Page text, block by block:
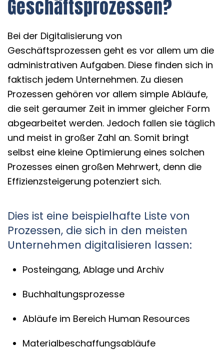
Geschäftsprozessen?
Bei der Digitalisierung von
Geschäftsprozessen geht es vor allem um die
administrativen Aufgaben. Diese finden sich in
faktisch jedem Unternehmen. Zu diesen
Prozessen gehören vor allem simple Abläufe,
die seit geraumer Zeit in immer gleicher Form
abgearbeitet werden. Jedoch fallen sie täglich
und meist in großer Zahl an. Somit bringt
selbst eine kleine Optimierung eines solchen
Prozesses einen großen Mehrwert, denn die
Effizienzsteigerung potenziert sich.
Dies ist eine beispielhafte Liste von
Prozessen, die sich in den meisten
Unternehmen digitalisieren lassen:
Posteingang, Ablage und Archiv
Buchhaltungsprozesse
Abläufe im Bereich Human Resources
Materialbeschaffungsabläufe